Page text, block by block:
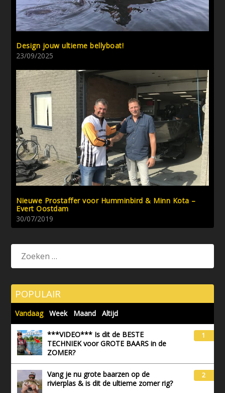
Design jouw ultieme bellyboat!
23/09/2025
Nieuwe Prostaffer voor Humminbird & Minn Kota –
Evert Oostdam
30/07/2019
POPULAIR
Vandaag Week Maand Altijd
***VIDEO*** Is dit de BESTE
TECHNIEK voor GROTE BAARS in de
ZOMER?
1
Vang je nu grote baarzen op de
rivierplas & is dit de ultieme zomer rig?
2